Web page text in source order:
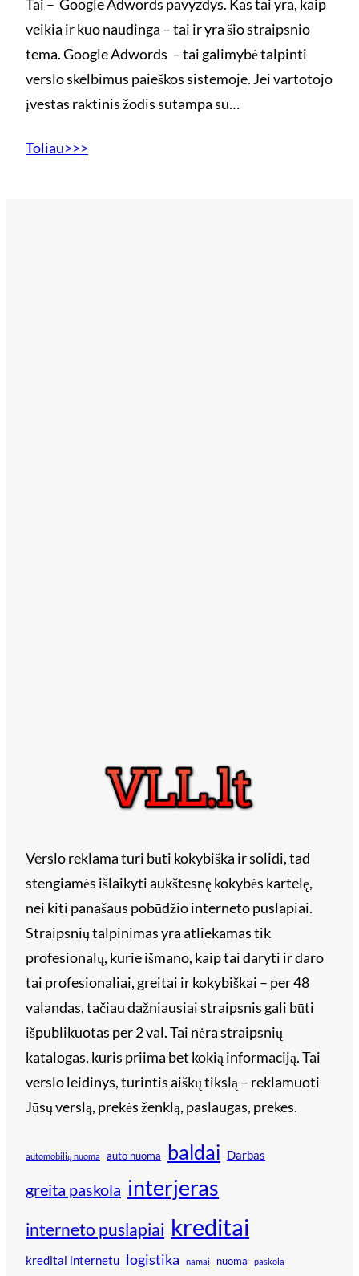
Tai – Google Adwords pavyzdys. Kas tai yra, kaip
veikia ir kuo naudinga – tai ir yra šio straipsnio
tema. Google Adwords – tai galimybė talpinti
verslo skelbimus paieškos sistemoje. Jei vartotojo
įvestas raktinis žodis sutampa su…
Toliau>>>
Verslo reklama turi būti kokybiška ir solidi, tad
stengiamės išlaikyti aukštesnę kokybės kartelę,
nei kiti panašaus pobūdžio interneto puslapiai.
Straipsnių talpinimas yra atliekamas tik
profesionalų, kurie išmano, kaip tai daryti ir daro
tai profesionaliai, greitai ir kokybiškai – per 48
valandas, tačiau dažniausiai straipsnis gali būti
išpublikuotas per 2 val. Tai nėra straipsnių
katalogas, kuris priima bet kokią informaciją. Tai
verslo leidinys, turintis aiškų tikslą – reklamuoti
Jūsų verslą, prekės ženklą, paslaugas, prekes.
automobilių nuoma auto nuoma baldai Darbas
greita paskola interjeras
interneto puslapiai kreditai
kreditai internetu logistika namai nuoma paskola